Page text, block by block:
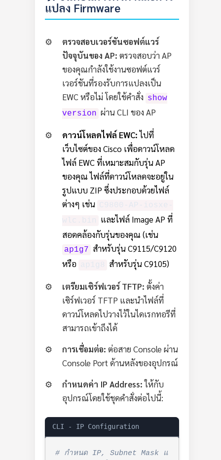
แปลง Firmware
ตรวจสอบเวอร์ชันซอฟต์แวร์
ปัจจุบันของ AP: ตรวจสอบว่า AP
ของคุณกำลังใช้งานซอฟต์แวร์
เวอร์ชันที่รองรับการแปลงเป็น
EWC หรือไม่ โดยใช้คำสั่ง show
version ผ่าน CLI ของ AP
ดาวน์โหลดไฟล์ EWC:ไปที่
เว็บไซต์ของ Cisco เพื่อดาวน์โหลด
ไฟล์ EWC ที่เหมาะสมกับรุ่น AP
ของคุณ ไฟล์ที่ดาวน์โหลดจะอยู่ใน
รูปแบบ ZIP ซึ่งประกอบด้วยไฟล์
ต่างๆ เช่น
และไฟล์ Image AP ที่
สอดคล้องกับรุ่นของคุณ (เช่น
ap1g7 สำหรับรุ่น C9115/C9120
หรือ
สำหรับรุ่น C9105)
เตรียมเซิร์ฟเวอร์ TFTP: ตั้งค่า
เซิร์ฟเวอร์ TFTP และนำไฟล์ที่
ดาวน์โหลดไปวางไว้ในไดเรกทอรีที่
สามารถเข้าถึงได้
การเชื่อมต่อ: ต่อสาย Console ผ่าน
Console Port ด้านหลังของอุปกรณ์
กำหนดค่า IP Address:ให้กับ
อุปกรณ์โดยใช้ชุดคำสั่งต่อไปนี้:
CLI - IP Configuration
# กำหนด IP, Subnet Mask แ